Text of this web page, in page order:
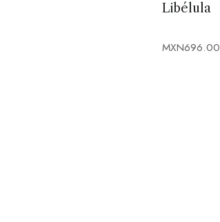
Libélula
MXN696.00